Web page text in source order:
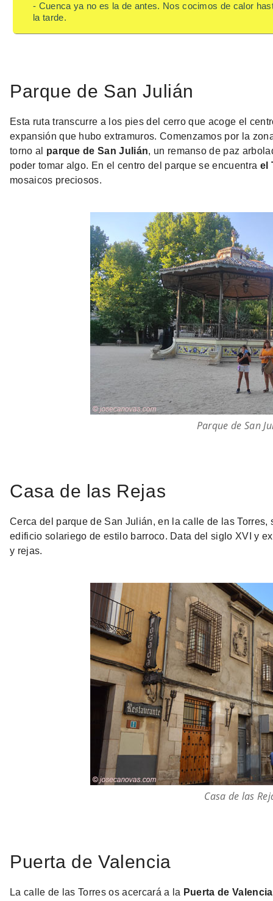
- Cuenca ya no es la de antes. Nos cocimos de calor
la tarde.
Parque de San Julián
Esta ruta transcurre a los pies del cerro que acoge el
expansión que hubo extramuros. Comenzamos por la
torno al parque de San Julián, un remanso de paz
poder tomar algo. En el centro del parque se encuentra el
mosaicos preciosos.
Parque de San
Casa de las Rejas
Cerca del parque de San Julián, en la calle de las
edificio solariego de estilo barroco. Data del siglo XVI y
y rejas.
Casa de las
Puerta de Valencia
La calle de las Torres os acercará a la Puerta de Valencia